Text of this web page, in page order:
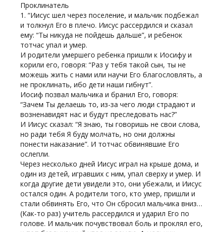
Проклинатель
1. “Иисус шел через поселение, и мальчик подбежал
и толкнул Его в плечо. Иисус рассердился и сказал
ему: “Ты никуда не пойдешь дальше”, и ребенок
тотчас упал и умер.
И родители умершего ребенка пришли к Иосифу и
корили его, говоря: “Раз у тебя такой сын, ты не
можешь жить с нами или научи Его благословлять, а
не проклинать, ибо дети наши гибнут”.
Иосиф позвал мальчика и бранил Его, говоря:
“Зачем Ты делаешь то, из-за чего люди страдают и
возненавидят нас и будут преследовать нас?”
И Иисус сказал: “Я знаю, ты говоришь не свои слова,
но ради тебя Я буду молчать, но они должны
понести наказание”. И тотчас обвинявшие Его
ослепли.
Через несколько дней Иисус играл на крыше дома, и
один из детей, игравших с ним, упал сверху и умер. И
когда другие дети увидели это, они убежали, и Иисус
остался один. А родители того, кто умер, пришли и
стали обвинять Его, что Он сбросил мальчика вниз…
(Как-то раз) учитель рассердился и ударил Его по
голове. И мальчик почувствовал боль и проклял его,